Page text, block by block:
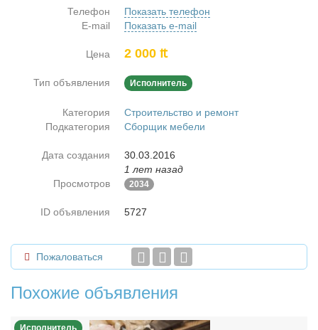
Телефон
Показать телефон
E-mail
Показать e-mail
Цена 2 000 ₶
Тип объявления Исполнитель
Категория
Строительство и ремонт
Подкатегория
Сборщик мебели
Дата создания
30.03.2016
1 лет назад
Просмотров
2034
ID объявления 5727
Пожаловаться
Похожие объявления
Исполнитель